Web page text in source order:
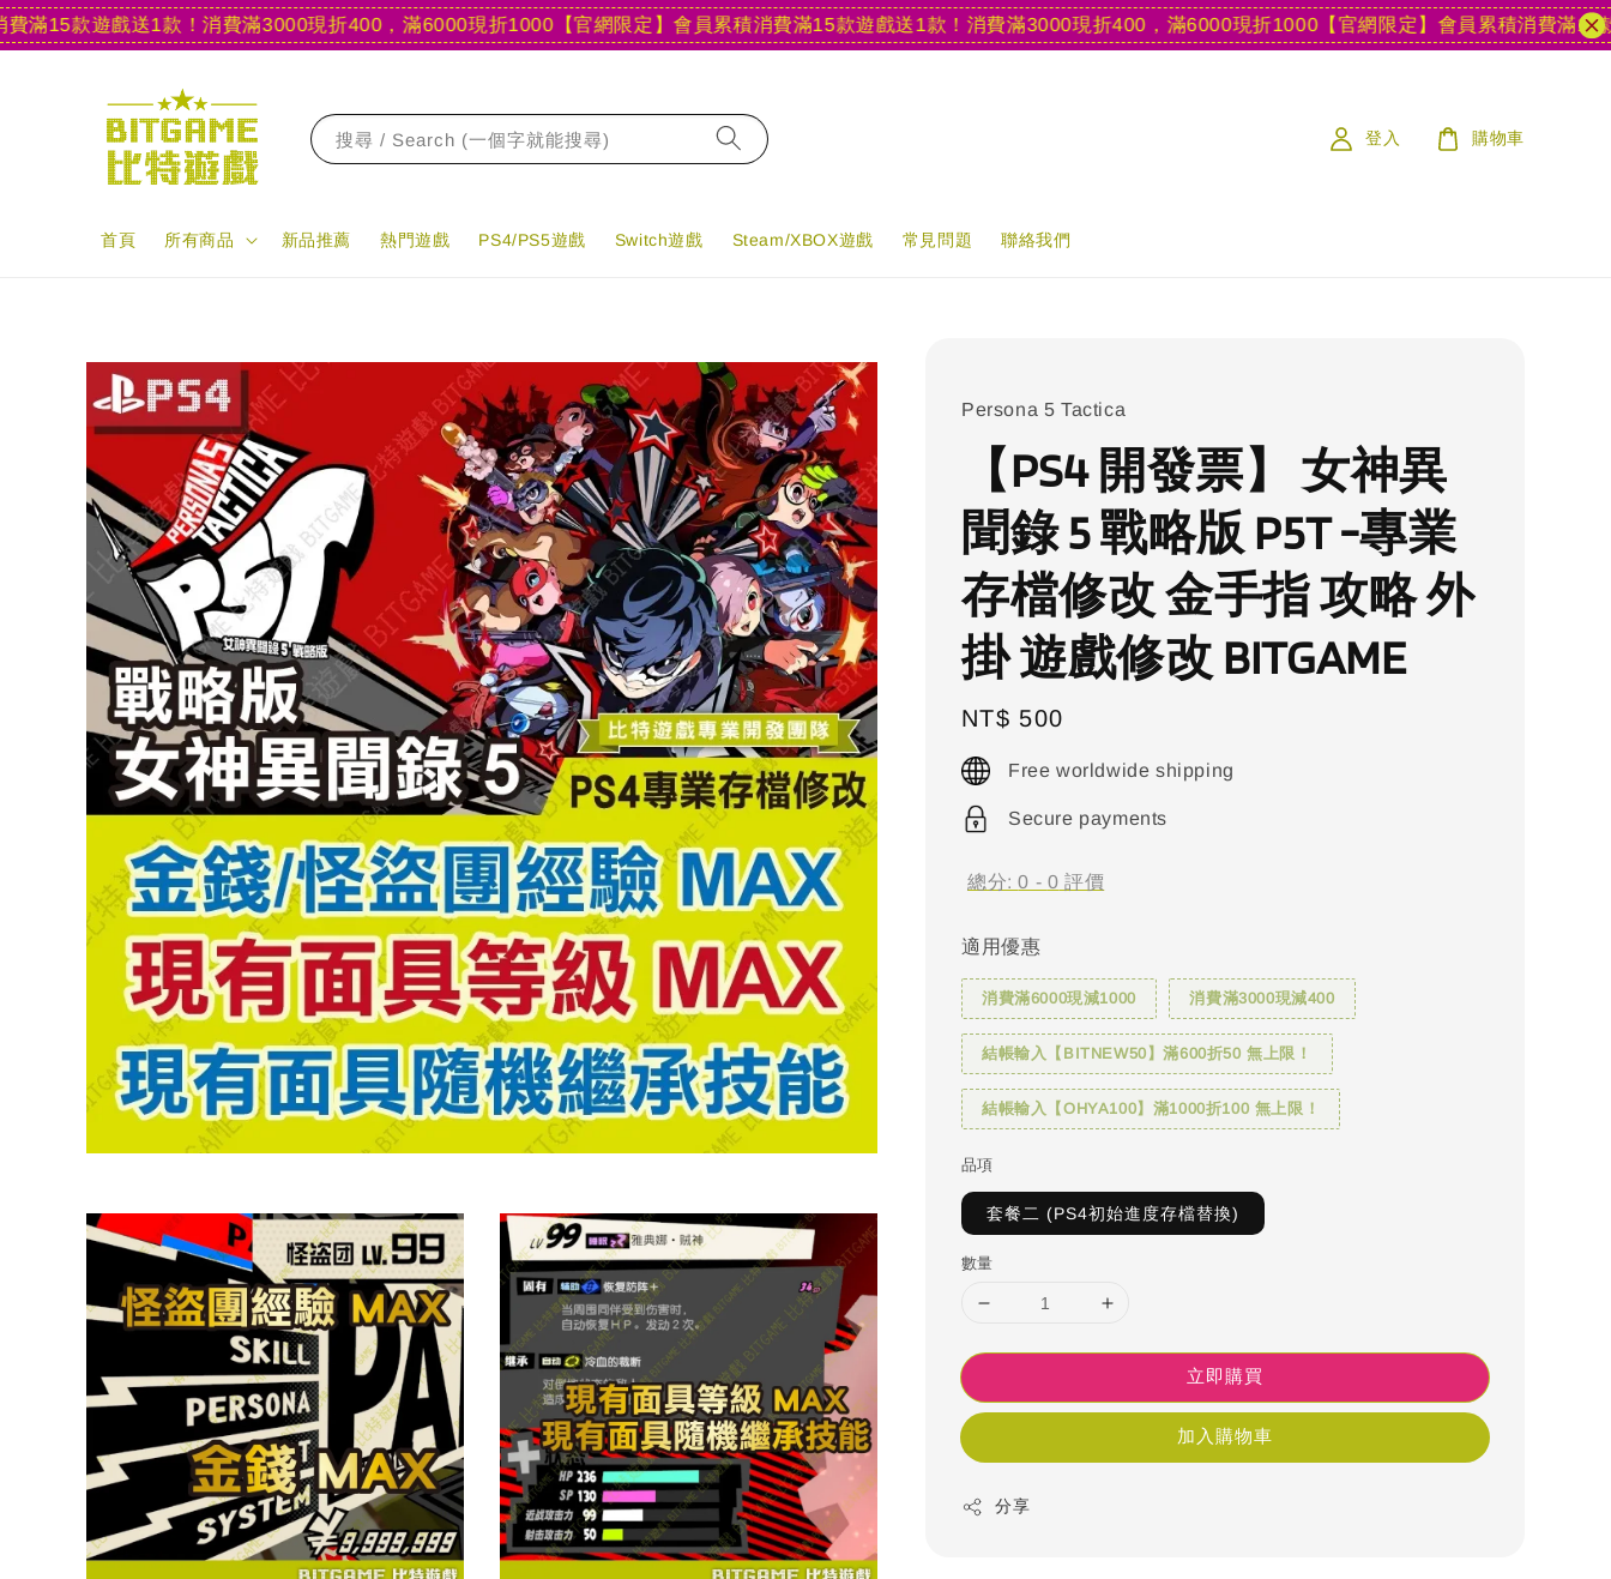
款遊戲送1款！消費滿3000現折400，滿6000現折1000【官網限定】會員累積消費滿15款遊戲送1款！消費滿3000現折400，滿6000現折1000【官網限定】會員累積消費滿15款遊
搜尋 / Search (一個字就能搜尋)
首頁 所有商品 新品推薦 熱門遊戲 PS4/PS5遊戲 Switch遊戲 Steam/XBOX遊戲 常見問題 聯絡我們
登入 購物車
Persona 5 Tactica
【PS4 開發票】 女神異
聞錄 5 戰略版 P5T -專業
存檔修改 金手指 攻略 外
掛 遊戲修改 BITGAME
Regular
price
NT$ 500
Free worldwide shipping
Secure payments
總分:0 - 0 評價
適用優惠
消費滿6000現減1000 消費滿3000現減400
結帳輸入【BITNEW50】滿600折50 無上限！
結帳輸入【OHYA100】滿1000折100 無上限！
品項
套餐二 (PS4初始進度存檔替換)
數量
立即購買
加入購物車
分享